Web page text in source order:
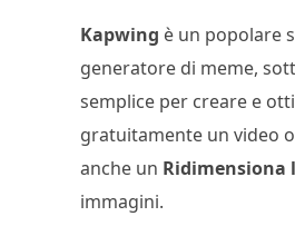
Kapwing è un popolare
generatore di meme,
semplice per creare e
gratuitamente un video
anche un Ridimensiona
immagini.